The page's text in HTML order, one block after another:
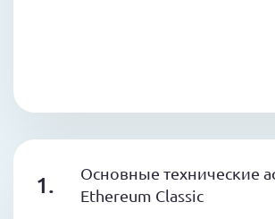
Основные технические
Ethereum Classic